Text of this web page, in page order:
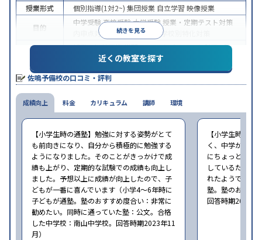
続きを見る
授業形式
個別指導(1対2~) 集団授業 自立学習 映像授業
目的
中学受験高校受験大学受験 授業・定期テスト対策
内申点対策
学習習慣の定着
学校別特化対策
授業の振替可能学習にPC・タブレットを利用1科
目から受講可能季節講習のみの受講可
※2023年10月調査。小学校高学年の集団塾アンケート調査方法を参照
近くの教室を探す
佐鳴予備校の口コミ・評判
成績向上
【小学生時の通塾】勉強に対する姿勢がとて
も前向きになり、自分から積極的に勉強する
ようになりました。そのことがきっかけで成
績も上がり、定期的な試験での成績も向上し
ました。予想以上に成績が向上したので、子
どもが一番に喜んでいます（小学4〜6年時に
子どもが通塾。塾のおすすめ度合い：非常に
勧めたい。同時に通っていた塾：公文。合格
した中学校：南山中学校。回答時期2023年11
月）
【小学生時の通
く、中学から始
にちょっと通い
しているため、
れたようでした
塾。塾のおすす
回答時期2023年
料金 カリキュラム 講師 環境